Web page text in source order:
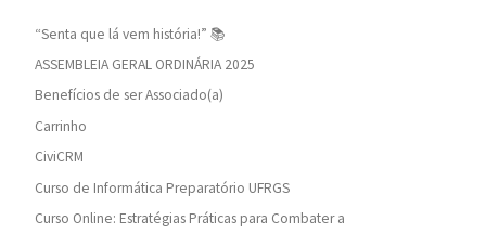
“Senta que lá vem história!” 📚
ASSEMBLEIA GERAL ORDINÁRIA 2025
Benefícios de ser Associado(a)
Carrinho
CiviCRM
Curso de Informática Preparatório UFRGS
Curso Online: Estratégias Práticas para Combater a